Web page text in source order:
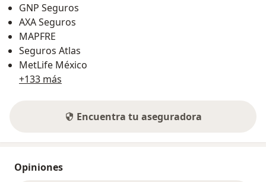
GNP Seguros
AXA Seguros
MAPFRE
Seguros Atlas
MetLife México
+133 más
Encuentra tu aseguradora
Opiniones